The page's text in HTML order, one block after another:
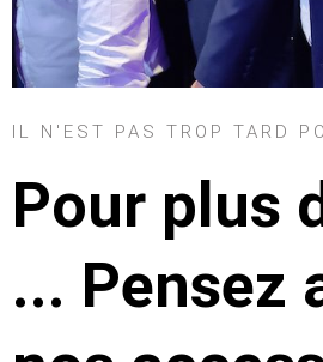
IL N'EST PAS TROP TARD
Pour plus
... Pensez